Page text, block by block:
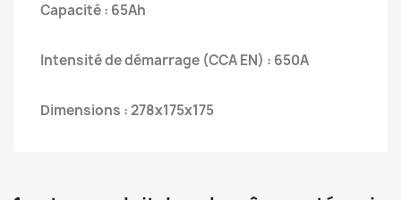
Capacité : 65Ah
Intensité de démarrage (CCA EN) : 650A
Dimensions : 278x175x175